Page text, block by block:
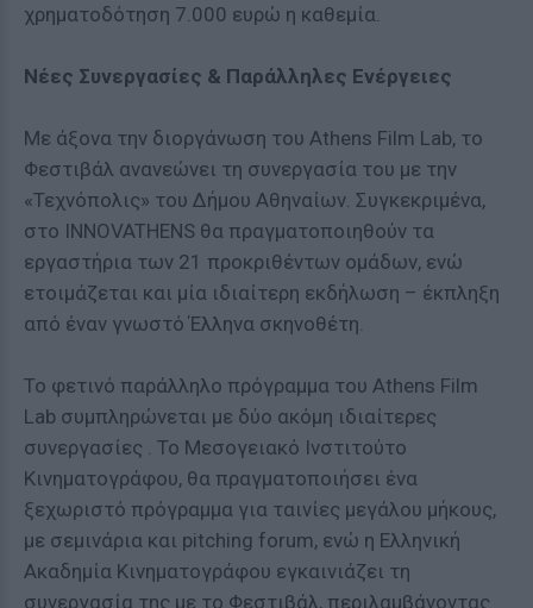
χρηματοδότηση 7.000 ευρώ η καθεμία.
Νέες Συνεργασίες & Παράλληλες Ενέργειες
Με άξονα την διοργάνωση του Athens Film Lab, το
Φεστιβάλ ανανεώνει τη συνεργασία του με την
«Τεχνόπολις» του Δήμου Αθηναίων. Συγκεκριμένα,
στο INNOVATHENS θα πραγματοποιηθούν τα
εργαστήρια των 21 προκριθέντων ομάδων, ενώ
ετοιμάζεται και μία ιδιαίτερη εκδήλωση – έκπληξη
από έναν γνωστό Έλληνα σκηνοθέτη.
Το φετινό παράλληλο πρόγραμμα του Athens Film
Lab συμπληρώνεται με δύο ακόμη ιδιαίτερες
συνεργασίες . Το Μεσογειακό Ινστιτούτο
Κινηματογράφου, θα πραγματοποιήσει ένα
ξεχωριστό πρόγραμμα για ταινίες μεγάλου μήκους,
με σεμινάρια και pitching forum, ενώ η Ελληνική
Ακαδημία Κινηματογράφου εγκαινιάζει τη
συνεργασία της με το Φεστιβάλ, περιλαμβάνοντας